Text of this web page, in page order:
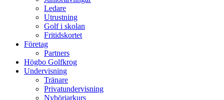
Ledare
Utrustning
Golf i skolan
Fritidskortet
Företag
Partners
Högbo Golfkrog
Undervisning
Tränare
Privatundervisning
Nybörjarkurs